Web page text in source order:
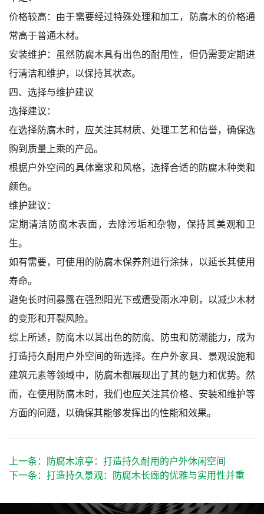
价格较高：由于需要经过特殊处理和加工，防腐木的价格通
常高于普通木材。
安装维护：虽然防腐木具有出色的耐用性，但仍需要定期进
行清洁和维护，以保持其状态。
四、选择与维护建议
选择建议：
在选择防腐木时，应关注其材质、处理工艺和信誉，确保选
购到质量上乘的产品。
根据户外空间的具体需求和风格，选择合适的防腐木种类和
颜色。
维护建议：
定期清洁防腐木表面，去除污垢和杂物，保持其美观和卫
生。
如有需要，可使用的防腐木保养剂进行涂抹，以延长其使用
寿命。
避免长时间暴露在强烈阳光下或遭受雨水冲刷，以减少木材
的变形和开裂风险。
综上所述，防腐木以其出色的防腐、防虫和防潮能力，成为
打造持久耐用户外空间的新选择。在户外家具、景观设施和
建筑元素等领域中，防腐木都展现出了其的魅力和优势。然
而，在使用防腐木时，我们也应关注其价格、安装和维护等
方面的问题，以确保其能够发挥出的性能和效果。
上一条：
防腐木凉亭：打造持久耐用的户外休闲空间
下一条： 打造持久景观：防腐木长廊的优雅与实用性并重